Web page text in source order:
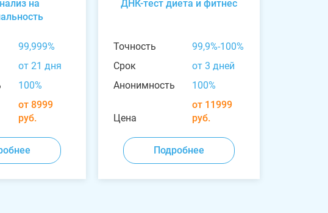
на
99,999%
от 21 дня
100%
от 8999
руб.
ДНК-тест диета и фитнес
Точность
99,9%-100%
Срок
от 3 дней
Анонимность
100%
Цена
от 11999
руб.
Подробнее